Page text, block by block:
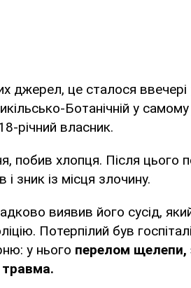
джерел, це сталося
Ботанічній у самому
річний власник.
побив хлопця. Після цього
зник із місця злочину.
виявив його сусід,
Потерпілий був
у нього перелом щелепи,
травма.